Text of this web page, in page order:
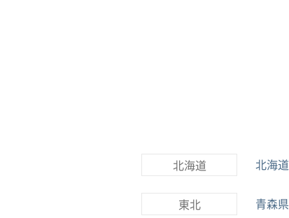
北海道 北海道
東北 青森県